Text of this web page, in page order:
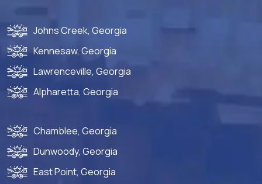
Johns Creek, Georgia
Kennesaw, Georgia
Lawrenceville, Georgia
Alpharetta, Georgia
Chamblee, Georgia
Dunwoody, Georgia
East Point, Georgia